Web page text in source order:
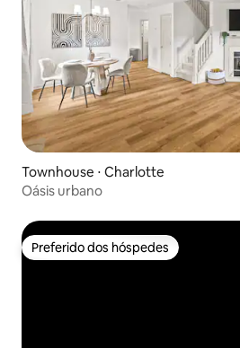
Townhouse ⋅ Charlotte
Oásis urbano
Preferido dos hóspedes
Preferido dos hóspedes